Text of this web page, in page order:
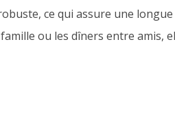
ce qui assure une
ou les dîners entre amis,